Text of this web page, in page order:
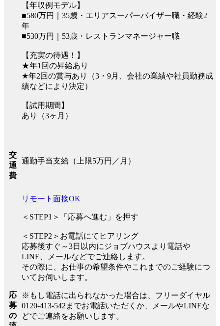
【年収例モデル】
■580万円｜35歳・エリアスーパーバイザー職・経験2
年
■530万円｜53歳・レストランマネージャー職
【充実の待遇！】
★年1回の昇給あり
★年2回の賞与あり（3・9月、会社の業績や社員勤務成
績などにより決定）
【試用期間】
あり（3ヶ月）
交
通
費
通勤手当支給（上限5万円／月）
応
募
の
リモート面接OK
＜STEP1＞「応募へ進む」を押す
＜STEP2＞お電話にてヒアリング
応募後すぐ～3日以内にジョブハウスより電話や
LINE、メールなどでご連絡します。
その際に、お仕事の希望条件やこれまでのご経験につ
いてお伺いします。
※もし電話に出られなかった場合は、フリーダイヤル
0120-413-542までお電話いただくか、メールやLINEな
どでご連絡をお願いします。